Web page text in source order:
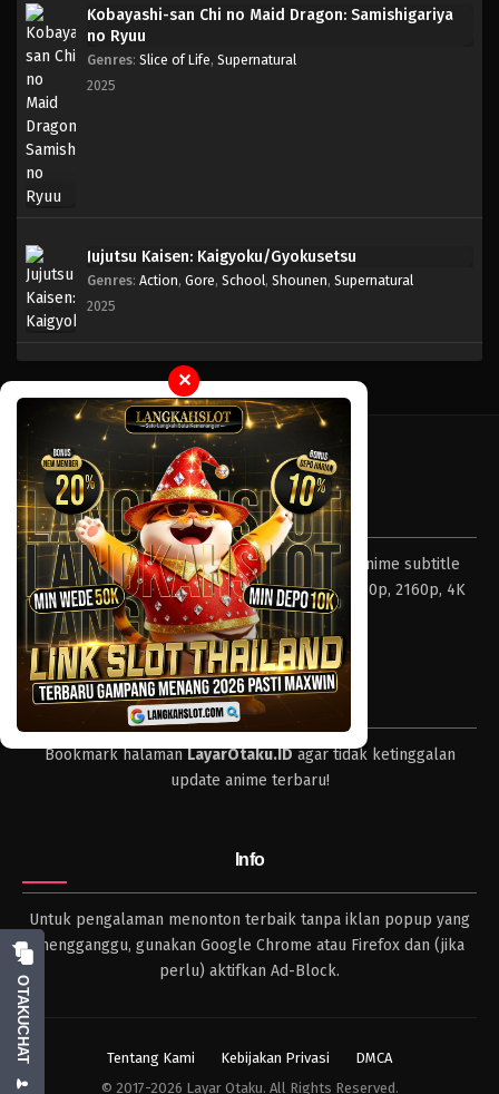
Kobayashi-san Chi no Maid Dragon: Samishigariya
no Ryuu
Genres: Slice of Life, Supernatural
2025
Jujutsu Kaisen: Kaigyoku/Gyokusetsu
Genres: Action, Gore, School, Shounen, Supernatural
2025
✕
Tentang LayarOtaku
Layar Otaku – Tempat nonton dan download anime subtitle
Indonesia resolusi 240p, 360p, 480p, 720p, 1080p, 2160p, 4K
dan format lengkap.
Tips
Bookmark halamanLayarOtaku.IDagar tidak ketinggalan
update anime terbaru!
Info
Untuk pengalaman menonton terbaik tanpa iklan popup yang
mengganggu, gunakan Google Chrome atau Firefox dan (jika
perlu) aktifkan Ad-Block.
Tentang Kami Kebijakan Privasi
DMCA
© 2017-2026 Layar Otaku. All Rights Reserved.
OTAKUCHAT